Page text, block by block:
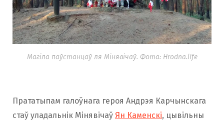
Магіла паўстанцаў ля Мінявічаў. Фота: Hrodna.life
Прататыпам галоўнага героя Андрэя Карчынскага
стаў уладальнік Мінявічаў Ян Каменскі, цывільны